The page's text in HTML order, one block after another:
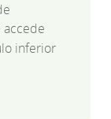
accede
inferior